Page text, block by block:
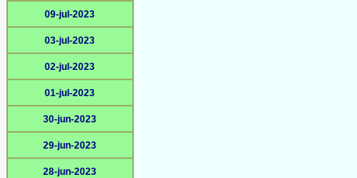
09-jul-2023
03-jul-2023
02-jul-2023
01-jul-2023
30-jun-2023
29-jun-2023
28-jun-2023